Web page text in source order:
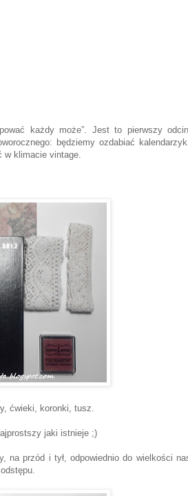
każdy może”. Jest to pierwszy
będziemy ozdabiać
w klimacie vintage.
ćwieki, koronki, tusz.
jaki istnieje ;)
na przód i tył, odpowiednio do wielkości